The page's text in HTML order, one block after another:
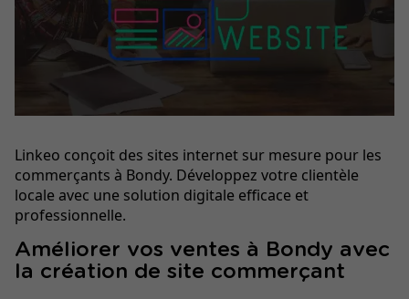
Linkeo conçoit des sites internet sur mesure pour les
commerçants à Bondy. Développez votre clientèle
locale avec une solution digitale efficace et
professionnelle.
Améliorer vos ventes à Bondy avec
la création de site commerçant